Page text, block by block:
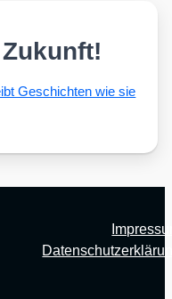
Geschich­ten wie sie